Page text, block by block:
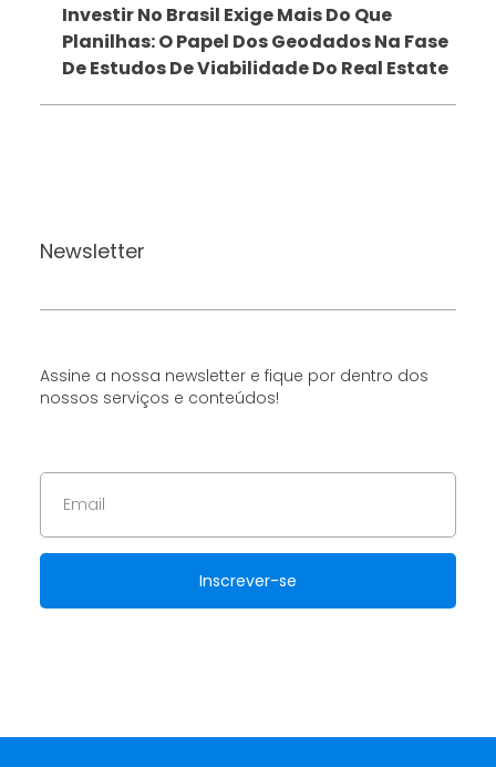
Investir No Brasil Exige Mais Do Que
Planilhas: O Papel Dos Geodados Na Fase
De Estudos De Viabilidade Do Real Estate
Newsletter
Assine a nossa newsletter e fique por dentro dos
nossos serviços e conteúdos!
Inscrever-se